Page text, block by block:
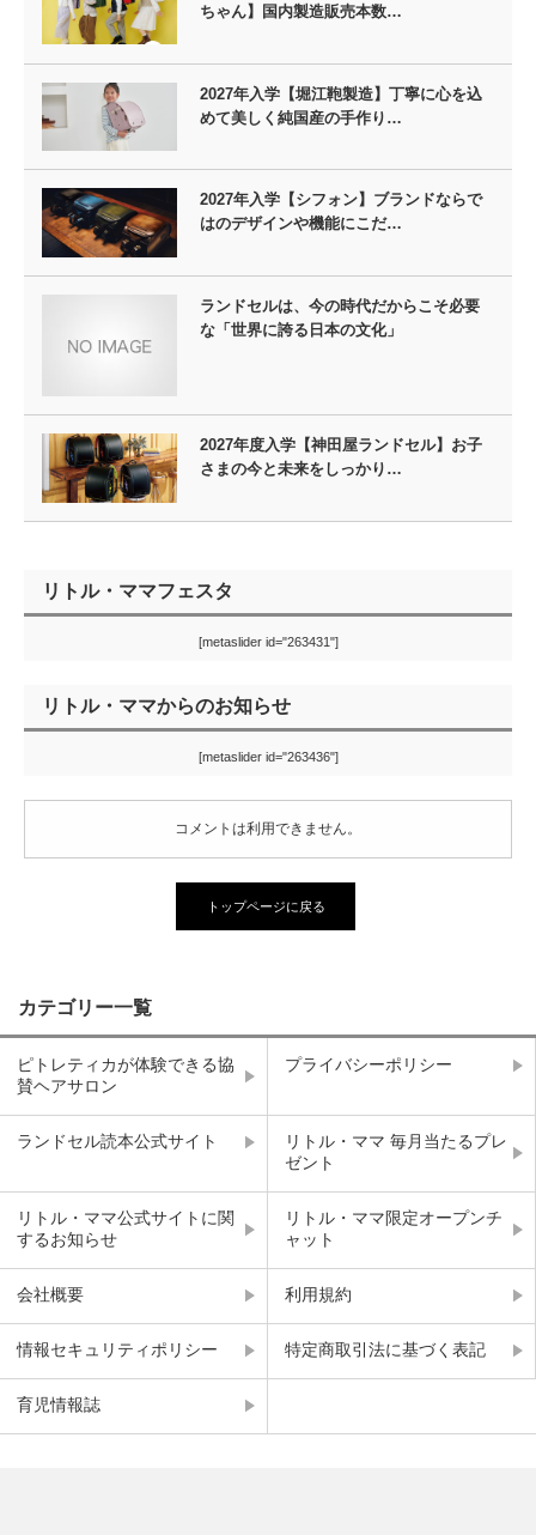
ちゃん】国内製造販売本数…
2027年入学【堀江鞄製造】丁寧に心を込
めて美しく純国産の手作り…
2027年入学【シフォン】ブランドならで
はのデザインや機能にこだ…
ランドセルは、今の時代だからこそ必要
な「世界に誇る日本の文化」
2027年度入学【神田屋ランドセル】お子
さまの今と未来をしっかり…
リトル・ママフェスタ
[metaslider id="263431"]
リトル・ママからのお知らせ
[metaslider id="263436"]
コメントは利用できません。
トップページに戻る
カテゴリー一覧
ピトレティカが体験できる協
賛ヘアサロン
プライバシーポリシー
ランドセル読本公式サイト
リトル・ママ 毎月当たるプレ
ゼント
リトル・ママ公式サイトに関
するお知らせ
リトル・ママ限定オープンチ
ャット
会社概要 利用規約
情報セキュリティポリシー 特定商取引法に基づく表記
育児情報誌